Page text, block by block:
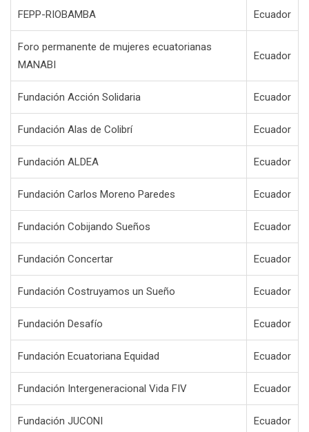
FEPP-RIOBAMBA Ecuador
Foro permanente de mujeres ecuatorianas
MANABI
Ecuador
Fundación Acción Solidaria Ecuador
Fundación Alas de Colibrí Ecuador
Fundación ALDEA Ecuador
Fundación Carlos Moreno Paredes Ecuador
Fundación Cobijando Sueños Ecuador
Fundación Concertar Ecuador
Fundación Costruyamos un Sueño Ecuador
Fundación Desafío Ecuador
Fundación Ecuatoriana Equidad Ecuador
Fundación Intergeneracional Vida FIV Ecuador
Fundación JUCONI Ecuador